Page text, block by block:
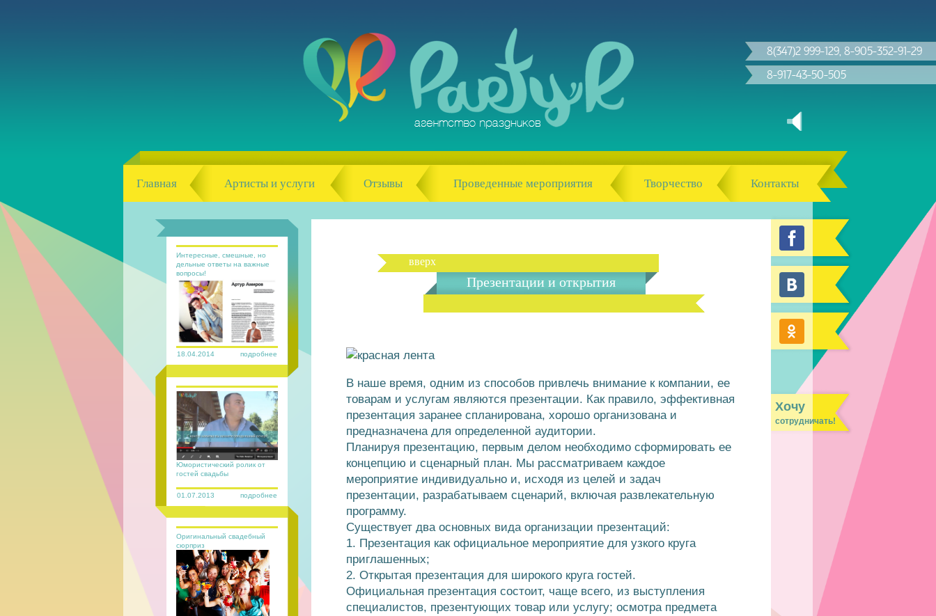
8(347)2 999-129, 8-905-352-91-29
8-917-43-50-505
Главная Артисты и услуги Отзывы Проведенные мероприятия Творчество Контакты
Хочу
сотрудничать!
18.04.2014 подробнее
Интересные, смешные, но
дельные ответы на важные
вопросы!
01.07.2013 подробнее
Юмористический ролик от
гостей свадьбы
Оригинальный свадебный
сюрприз
вверх
Презентации и открытия
В наше время, одним из способов привлечь внимание к компании, ее
товарам и услугам являются презентации. Как правило, эффективная
презентация заранее спланирована, хорошо организована и
предназначена для определенной аудитории.
Планируя презентацию, первым делом необходимо сформировать ее
концепцию и сценарный план. Мы рассматриваем каждое
мероприятие индивидуально и, исходя из целей и задач
презентации, разрабатываем сценарий, включая развлекательную
программу.
Существует два основных вида организации презентаций:
1. Презентация как официальное мероприятие для узкого круга
приглашенных;
2. Открытая презентация для широкого круга гостей.
Официальная презентация состоит, чаще всего, из выступления
специалистов, презентующих товар или услугу; осмотра предмета